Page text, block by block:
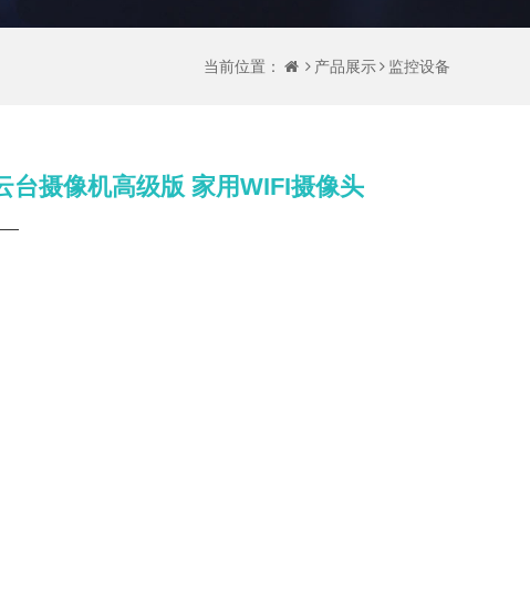
当前位置： 产品展示 监控设备
台摄像机高级版 家用WIFI摄像头